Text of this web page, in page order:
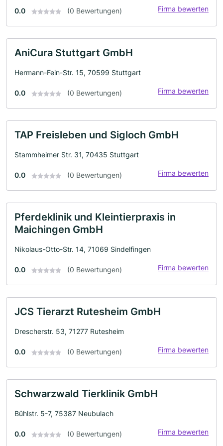
0.0 (0 Bewertungen) Firma bewerten
AniCura Stuttgart GmbH
Hermann-Fein-Str. 15, 70599 Stuttgart
0.0 (0 Bewertungen) Firma bewerten
TAP Freisleben und Sigloch GmbH
Stammheimer Str. 31, 70435 Stuttgart
0.0 (0 Bewertungen) Firma bewerten
Pferdeklinik und Kleintierpraxis in
Maichingen GmbH
Nikolaus-Otto-Str. 14, 71069 Sindelfingen
0.0 (0 Bewertungen) Firma bewerten
JCS Tierarzt Rutesheim GmbH
Drescherstr. 53, 71277 Rutesheim
0.0 (0 Bewertungen) Firma bewerten
Schwarzwald Tierklinik GmbH
Bühlstr. 5-7, 75387 Neubulach
0.0 (0 Bewertungen) Firma bewerten